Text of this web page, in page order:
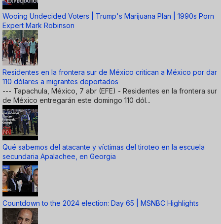
Wooing Undecided Voters | Trump's Marijuana Plan | 1990s Porn
Expert Mark Robinson
Residentes en la frontera sur de México critican a México por dar
110 dólares a migrantes deportados
--- Tapachula, México, 7 abr (EFE) - Residentes en la frontera sur
de México entregarán este domingo 110 dól...
Qué sabemos del atacante y víctimas del tiroteo en la escuela
secundaria Apalachee, en Georgia
Countdown to the 2024 election: Day 65 | MSNBC Highlights